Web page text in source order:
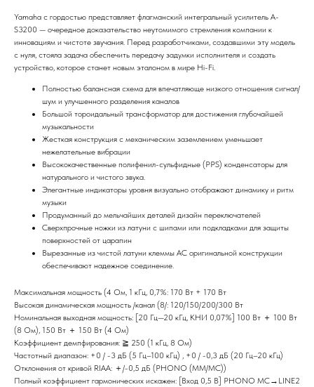
Yamaha с гордостью представляет флагманский интегральный усилитель A-
S3200 — очередное доказательство неутомимого стремления компании к
инновациям и чистоте звучания. Перед разработчиками, создавшими эту модель
с нуля, стояла задача обеспечить передачу задумки исполнителя и создать
устройство, которое станет новым эталоном в мире Hi-Fi.
Полностью балансная схема для впечатляюще низкого отношения сигнал/
шум и улучшенного разделения каналов
Большой тороидальный трансформатор для достижения глубочайшей
музыкальности
Жесткая конструкция с механическим заземлением уменьшает
нежелательные вибрации
Высококачественные полифенил-сульфидные (PPS) конденсаторы для
натурального и чистого звука.
Элегантные индикаторы уровня визуально отображают динамику и ритм
музыки
Продуманный до мельчайших деталей дизайн переключателей
Сверхпрочные ножки из латуни с шипами или подкладками для защиты
поверхностей от царапин
Вырезанные из чистой латуни клеммы АС оригинальной конструкции
обеспечивают надежное соединение.
Максимальная мощность (4 Ом, 1 кГц, 0,7%: 170 Вт + 170 Вт
Высокая динамическая мощность /канал (8/: 120/150/200/300 Вт
Номинальная выходная мощность: [20 Гц—20 кГц, КНИ 0,07%] 100 Вт ＋ 100 Вт
(8 Ом), 150 Вт ＋ 150 Вт (4 Ом)
Коэффициент демпфирования: ≧ 250 (1 кГц, 8 Ом)
Частотный диапазон: +0 / -3 дБ (5 Гц–100 кГц) , +0 / -0,3 дБ (20 Гц–20 кГц)
Отклонения от кривой RIAA: ＋/-0,5 дБ (PHONO (MM/MC))
Полный коэффициент гармонических искажен: [Вход 0,5 В] PHONO MC→LINE2